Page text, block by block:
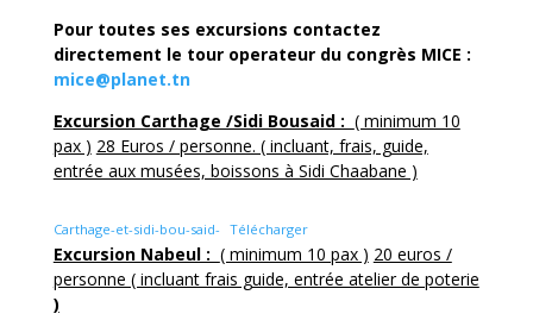
Pour toutes ses excursions contactez
directement le tour operateur du congrès MICE :
mice@planet.tn
Excursion Carthage /Sidi Bousaid : ( minimum 10
pax ) 28 Euros / personne. ( incluant, frais, guide,
entrée aux musées, boissons à Sidi Chaabane )
Carthage-et-sidi-bou-said- Télécharger
Excursion Nabeul : ( minimum 10 pax ) 20 euros /
personne ( incluant frais guide, entrée atelier de poterie
)